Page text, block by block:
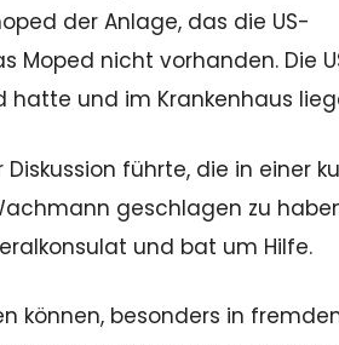
der Anlage, das die US-
Moped nicht vorhanden. Die
hatte und im Krankenhaus
führte, die in einer
geschlagen zu
und bat um Hilfe.
können, besonders in